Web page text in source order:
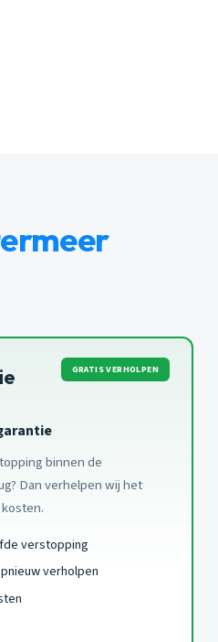
GRATIS VERHOLPEN
binnen de
Dan verhelpen wij het
verstopping
verholpen